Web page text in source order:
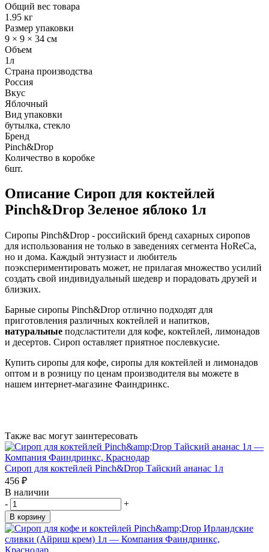
Общий вес товара
1.95 кг
Размер упаковки
9 × 9 × 34 см
Объем
1л
Страна производства
Россия
Вкус
Яблочный
Вид упаковки
бутылка, стекло
Бренд
Pinch&Drop
Количество в коробке
6шт.
Описание Сироп для коктейлей
Pinch&Drop Зеленое яблоко 1л
Сиропы Pinch&Drop - российский бренд сахарных сиропов
для использования не только в заведениях сегмента HoReCa,
но и дома. Каждый энтузиаст и любитель
поэкспериментировать может, не прилагая множество усилий
создать свой индивидуальный шедевр и порадовать друзей и
близких.
Барные сиропы Pinch&Drop отлично подходят для
приготовления различных коктейлей и напитков,
натуральные подсластители для кофе, коктейлей, лимонадов
и десертов. Сироп оставляет приятное послевкусие.
Купить сиропы для кофе, сиропы для коктейлей и лимонадов
оптом и в розницу по ценам производителя вы можете в
нашем интернет-магазине Фаиндринкс.
Также вас могут заинтересовать
Сироп для коктейлей Pinch&Drop Тайский ананас 1л
456 ₽
В наличии
-
+
В корзину